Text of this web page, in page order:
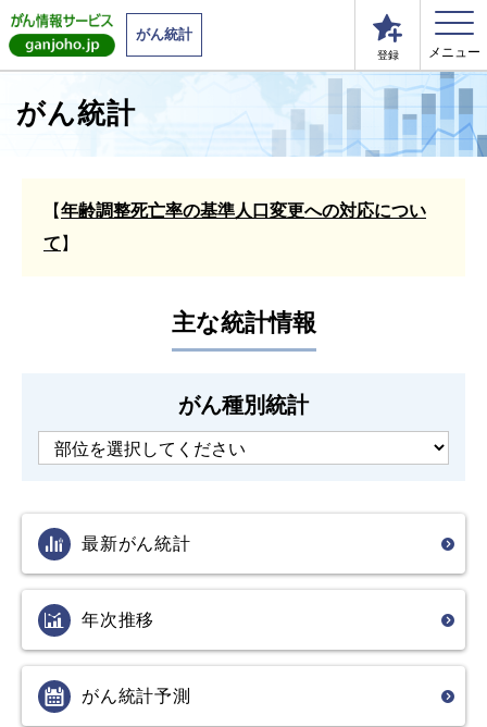
がん統計
登録 メニュー
がん統計
【年齢調整死亡率の基準人口変更への対応につい
て 】
主な統計情報
がん種別統計
最新がん統計
年次推移
がん統計予測